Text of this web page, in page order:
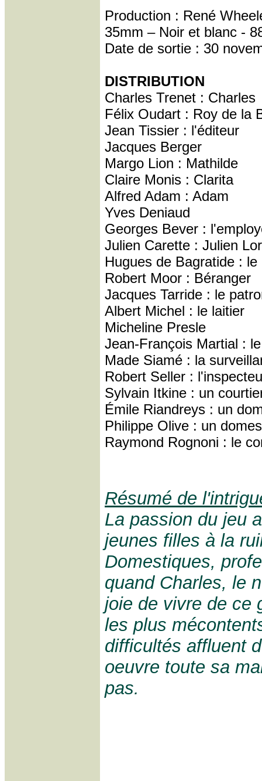
Production : René
35mm – Noir et blanc -
Date de sortie : 30
DISTRIBUTION
Charles Trenet : Charles
Félix Oudart : Roy de la
Jean Tissier : l'éditeur
Jacques Berger
Margo Lion : Mathilde
Claire Monis : Clarita
Alfred Adam : Adam
Yves Deniaud
Georges Bever :
Julien Carette : Julien
Hugues de Bagratide : le
Robert Moor : Béranger
Jacques Tarride : le
Albert Michel : le laitier
Micheline Presle
Jean-François Martial :
Made Siamé : la
Robert Seller :
Sylvain Itkine : un
Émile Riandreys : un
Philippe Olive : un
Raymond Rognoni : le
Résumé de
La passion du jeu
jeunes filles à la
Domestiques,
quand Charles, le
joie de vivre de ce
les plus
difficultés affluent
oeuvre toute sa
pas.